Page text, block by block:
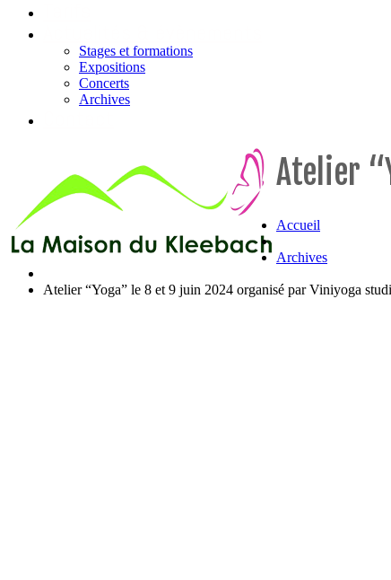
Stages et formations
Expositions
Concerts
Archives
Atelier
Accueil
Archives
Atelier “Yoga” le 8 et 9 juin 2024 organisé par Viniyoga